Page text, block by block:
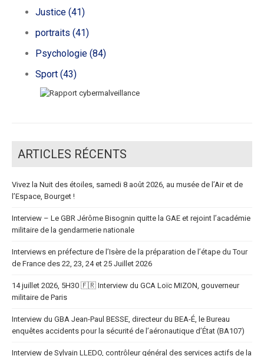
Justice (41)
portraits (41)
Psychologie (84)
Sport (43)
ARTICLES RÉCENTS
Vivez la Nuit des étoiles, samedi 8 août 2026, au musée de l’Air et de
l’Espace, Bourget !
Interview – Le GBR Jérôme Bisognin quitte la GAE et rejoint l’académie
militaire de la gendarmerie nationale
Interviews en préfecture de l’Isère de la préparation de l’étape du Tour
de France des 22, 23, 24 et 25 Juillet 2026
14 juillet 2026, 5H30 🇫🇷 Interview du GCA Loïc MIZON, gouverneur
militaire de Paris
Interview du GBA Jean-Paul BESSE, directeur du BEA-É, le Bureau
enquêtes accidents pour la sécurité de l’aéronautique d’État (BA107)
Interview de Sylvain LLEDO, contrôleur général des services actifs de la